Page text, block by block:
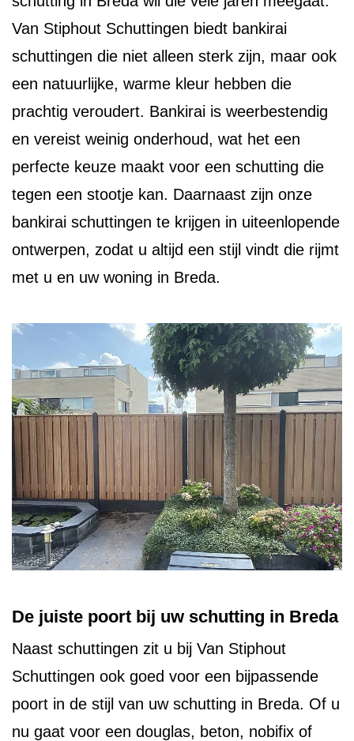
Van Stiphout Schuttingen biedt bankirai
schuttingen die niet alleen sterk zijn, maar ook
een natuurlijke, warme kleur hebben die
prachtig veroudert. Bankirai is weerbestendig
en vereist weinig onderhoud, wat het een
perfecte keuze maakt voor een schutting die
tegen een stootje kan. Daarnaast zijn onze
bankirai schuttingen te krijgen in uiteenlopende
ontwerpen, zodat u altijd een stijl vindt die rijmt
met u en uw woning in Breda.
De juiste poort bij uw schutting in Breda
Naast schuttingen zit u bij Van Stiphout
Schuttingen ook goed voor een bijpassende
poort in de stijl van uw schutting in Breda. Of u
nu gaat voor een douglas, beton, nobifix of